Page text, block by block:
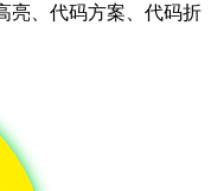
亮、代码方案、代码折